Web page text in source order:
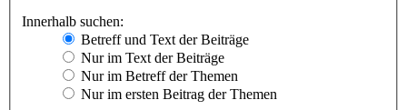
Innerhalb suchen:
Betreff und Text der Beiträge
Nur im Text der Beiträge
Nur im Betreff der Themen
Nur im ersten Beitrag der Themen